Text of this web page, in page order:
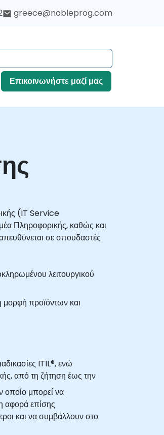
greece@nobleprog.com
Επικοινωνήστε μαζί μας
(IT Service
Πληροφορικής, καθώς και
σε σπουδαστές
λειτουργικού
μορφή προϊόντων και
ITIL®, ενώ
από τη ζήτηση έως την
οποίο μπορεί να
αφορά επίσης
και να συμβάλλουν στο